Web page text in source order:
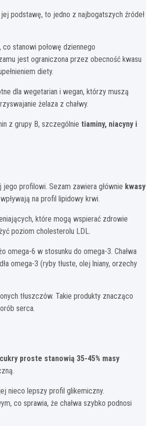
podstawę, to jedno z najbogatszych źródeł
, co stanowi połowę dziennego
jest ograniczona przez obecność kwasu
diety.
dla wegetarian i wegan, którzy muszą
żelaza z chałwy.
z grupy B, szczególnie tiaminy, niacyny i
profilowi. Sezam zawiera głównie kwasy
na profil lipidowy krwi.
które mogą wspierać zdrowie
poziom cholesterolu LDL.
omega-6 w stosunku do omega-3. Chałwa
omega-3 (ryby tłuste, olej lniany, orzechy
tłuszczów. Takie produkty znacząco
serca.
cukry proste stanowią 35-45% masy
nieco lepszy profil glikemiczny.
co sprawia, że chałwa szybko podnosi